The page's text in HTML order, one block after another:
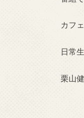
カフ
日常
栗山